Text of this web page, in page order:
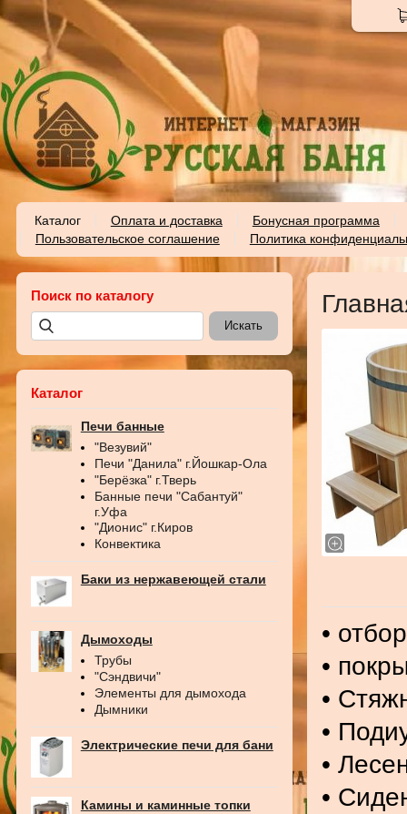
Каталог Оплата и доставка
Бонусная программа
Пользовательское соглашение
Политика
Поиск по каталогу
Каталог
Печи банные
"Везувий"
Печи "Данила" г.Йошкар-Ола
"Берёзка" г.Тверь
Банные печи "Сабантуй"
г.Уфа
"Дионис" г.Киров
Конвектика
Баки из нержавеющей стали
Дымоходы
Трубы
"Сэндвичи"
Элементы для дымохода
Дымники
Электрические печи для бани
Камины и каминные топки
•
•
•
•
•
•